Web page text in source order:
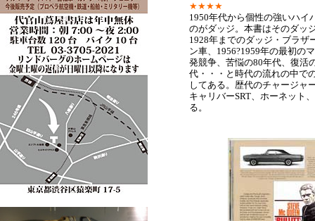
★★★★
1950年代から個性の強いハイ
のがダッジ。本書はそのダッ
1928年までのダッジ・ブラザ
ン車、1956?1959年の最初の
発競争、苦悩の80年代、復活
代・・・と時代の流れの中で
してある。歴代のチャージャ
キャリバーSRT、ホーネット
る。